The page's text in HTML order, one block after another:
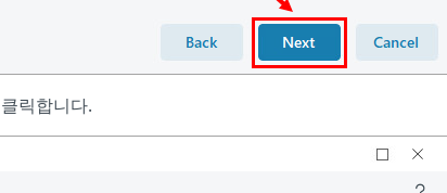
클릭합니다.